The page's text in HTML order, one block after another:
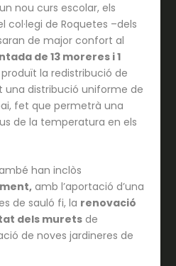
nou curs escolar, els
de Roquetes –dels
de major confort al
de 13 moreres i 1
produït la redistribució de
una distribució uniforme de
fet que permetrà una
de la temperatura en els
han inclòs
amb l’aportació d’una
de sauló fi, la renovació
dels muretsde
de noves jardineres de